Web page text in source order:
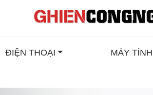
ĐIỆN THOẠI MÁY TÍNH